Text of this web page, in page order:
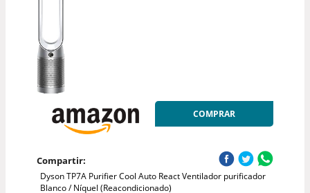
COMPRAR
Compartir:
Dyson TP7A Purifier Cool Auto React Ventilador purificador
Blanco / Níquel (Reacondicionado)